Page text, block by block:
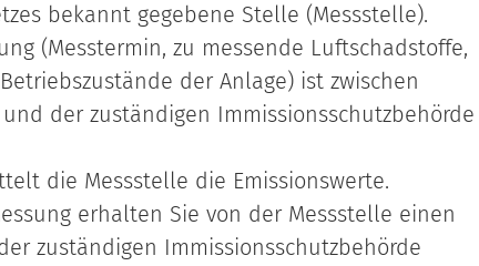
bekannt gegebene Stelle (Messstelle).
(Messtermin, zu messende Luftschadstoffe,
der Anlage) ist zwischen
der zuständigen Immissionsschutzbehörde
die Messstelle die Emissionswerte.
erhalten Sie von der Messstelle einen
zuständigen Immissionsschutzbehörde